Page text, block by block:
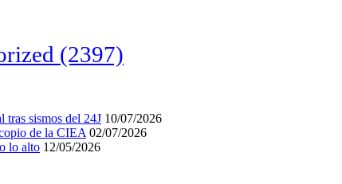
(2397)
tras sismos del 24J 10/07/2026
de la CIEA 02/07/2026
lo alto 12/05/2026